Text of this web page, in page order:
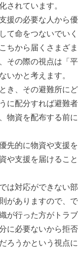
されています。
援の必要な人から
て命をつないでい
ちから届くさまざ
その際の視点は「
いかと考えます。
き、その避難所に
に配分すれば避難
物資を配布する前
先的に物資や支援
や支援を届けるこ
は対応ができない
がありますので、
が行った方がトラブ
に必要ないから拒
ろうかという視点